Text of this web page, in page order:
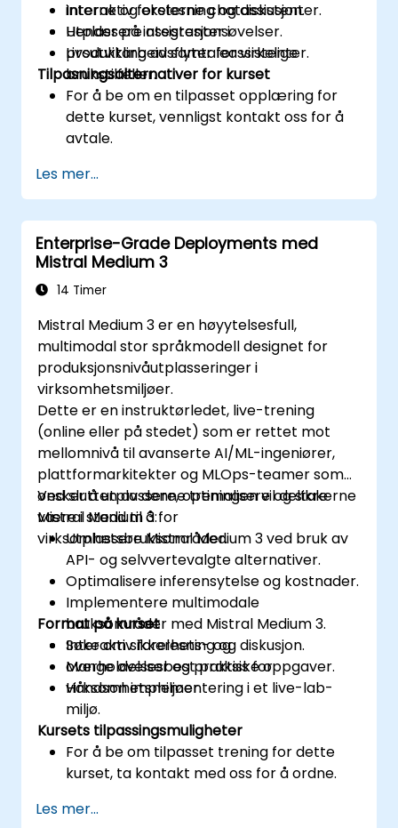
interne og eksterne chatassistenter.
Utplassere assistenter i
produktarbeidsflyter for virkelige
brukstilfeller.
Interaktiv forelesning og diskusjon.
Hender på integrasjonsøvelser.
Livsutvikling av samtaleassistenter.
Tilpasningsalternativer for kurset
For å be om en tilpasset opplæring for
dette kurset, vennligst kontakt oss for å
avtale.
Les mer...
Enterprise-Grade Deployments med
Mistral Medium 3
14 Timer
Mistral Medium 3 er en høyytelsesfull,
multimodal stor språkmodell designet for
produksjonsnivåutplasseringer i
virksomhetsmiljøer.
Dette er en instruktørledet, live-trening
(online eller på stedet) som er rettet mot
mellomnivå til avanserte AI/ML-ingeniører,
plattformarkitekter og MLOps-teamer som
ønsker å utplassere, optimalisere og sikre
Mistral Medium 3 for
virksomhetsbruksområder.
Ved slutten av denne treningen vil deltakerne
være i stand til å:
Utplassere Mistral Medium 3 ved bruk av
API- og selvvertevalgte alternativer.
Optimalisere inferensytelse og kostnader.
Implementere multimodale
bruksområder med Mistral Medium 3.
Søke om sikkerhets- og
overholdelsesbest praksis for
virksomhetsmiljøer.
Format på kurset
Interaktiv forelesning og diskusjon.
Mange øvelser og praktiske oppgaver.
Håndson implementering i et live-lab-
miljø.
Kursets tilpassingsmuligheter
For å be om tilpasset trening for dette
kurset, ta kontakt med oss for å ordne.
Les mer...